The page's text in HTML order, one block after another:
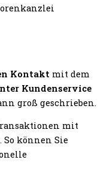
Kontakt mit dem
Kundenservice
groß geschrieben.